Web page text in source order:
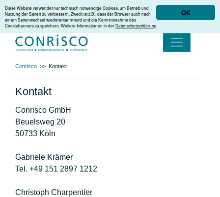
OK
Diese Website verwendet nur technisch notwendige Cookies, um Betrieb und
Nutzung der Seiten zu verbessern. Zweck ist z.B., dass der Browser auch nach
einem Seitenwechsel wiedererkannt wird und die Kenntnisnahme des
Cookiebanners zu speichern. Weitere Informationen in derDatenschutzerklärung
Conrisco >> Kontakt
Kontakt
Conrisco GmbH
Beuelsweg 20
50733 Köln
Gabriele Krämer
Tel. +49 151 2897 1212
Christoph Charpentier